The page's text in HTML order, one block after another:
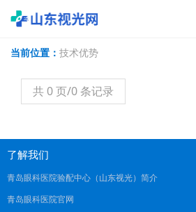
当前位置： 技术优势
共 0 页/0 条记录
了解我们
青岛眼科医院验配中心（山东视光）简介
青岛眼科医院官网